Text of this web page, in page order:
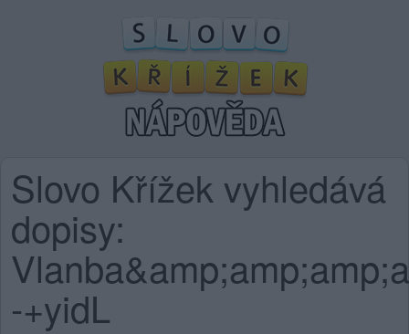
Slovo Křížek vyhledává
dopisy:
-+yidL